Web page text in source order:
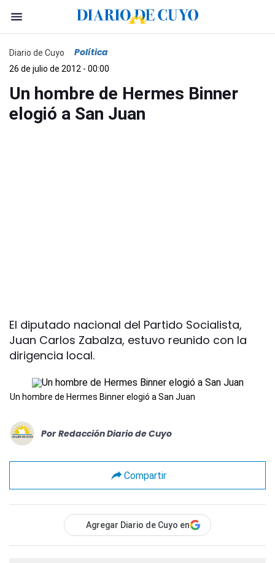
Diario de Cuyo Política
26 de julio de 2012 - 00:00
Un hombre de Hermes Binner
elogió a San Juan
El diputado nacional del Partido Socialista,
Juan Carlos Zabalza, estuvo reunido con la
dirigencia local.
Un hombre de Hermes Binner elogió a San Juan
Por Redacción Diario de Cuyo
Compartir
Agregar Diario de Cuyo en